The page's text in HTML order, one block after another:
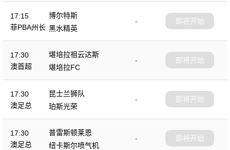
17:15
菲PBA州长
博尔特斯
-
黑水精英
即将开始
17:30
澳首超
堪培拉祖云达斯
-
堪培拉FC
即将开始
17:30
澳足总
昆士兰狮队
-
珀斯光荣
即将开始
17:30
澳足总
普雷斯顿莱恩
-
纽卡斯尔喷气机
即将开始